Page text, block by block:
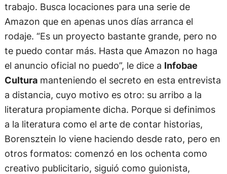
trabajo. Busca locaciones para una serie de
Amazon que en apenas unos días arranca el
rodaje. “Es un proyecto bastante grande, pero no
te puedo contar más. Hasta que Amazon no haga
el anuncio oficial no puedo”, le dice a Infobae
Culturamanteniendo el secreto en esta entrevista
a distancia, cuyo motivo es otro: su arribo a la
literatura propiamente dicha. Porque si definimos
a la literatura como el arte de contar historias,
Borensztein lo viene haciendo desde rato, pero en
otros formatos: comenzó en los ochenta como
creativo publicitario, siguió como guionista,